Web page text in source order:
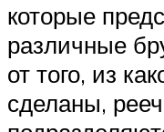
которые
различные
от того, из
сделаны,